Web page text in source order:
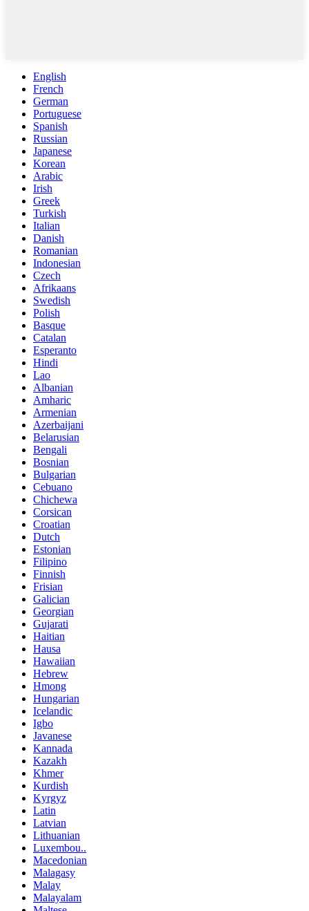
English
French
German
Portuguese
Spanish
Russian
Japanese
Korean
Arabic
Irish
Greek
Turkish
Italian
Danish
Romanian
Indonesian
Czech
Afrikaans
Swedish
Polish
Basque
Catalan
Esperanto
Hindi
Lao
Albanian
Amharic
Armenian
Azerbaijani
Belarusian
Bengali
Bosnian
Bulgarian
Cebuano
Chichewa
Corsican
Croatian
Dutch
Estonian
Filipino
Finnish
Frisian
Galician
Georgian
Gujarati
Haitian
Hausa
Hawaiian
Hebrew
Hmong
Hungarian
Icelandic
Igbo
Javanese
Kannada
Kazakh
Khmer
Kurdish
Kyrgyz
Latin
Latvian
Lithuanian
Luxembou..
Macedonian
Malagasy
Malay
Malayalam